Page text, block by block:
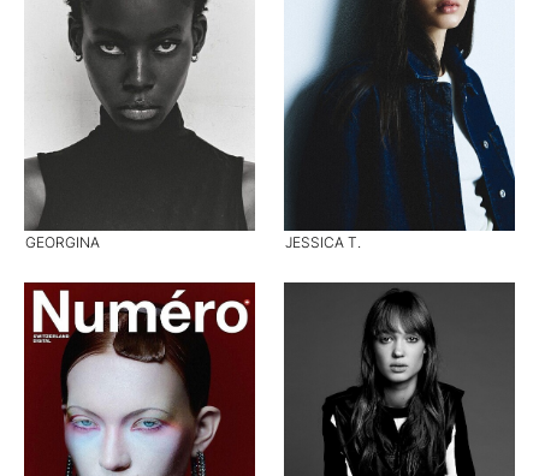
GEORGINA JESSICA T.